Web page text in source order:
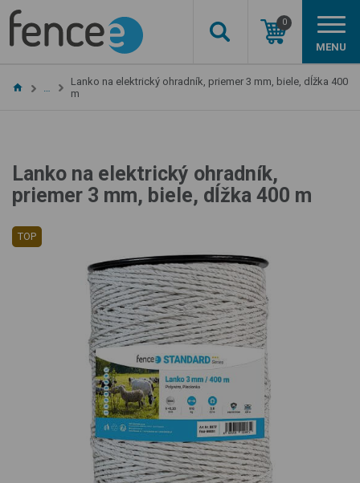
0
MENU
…
Lanko na elektrický ohradník, priemer 3 mm, biele, dĺžka 400
m
Lanko na elektrický ohradník,
priemer 3 mm, biele, dĺžka 400 m
TOP